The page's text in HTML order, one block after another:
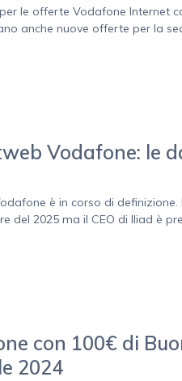
le offerte Vodafone Internet
anche nuove offerte per la
Vodafone: le
è in corso di
del 2025 ma il CEO di Iliad è
con 100€ di
2024